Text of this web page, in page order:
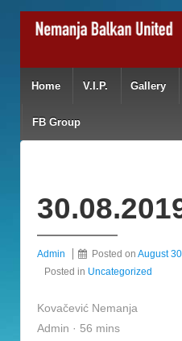
Home V.I.P. Gallery
FB Group
Admin Posted on August
Posted in Uncategorized
Kovačević Nemanja
Admin · 56 mins